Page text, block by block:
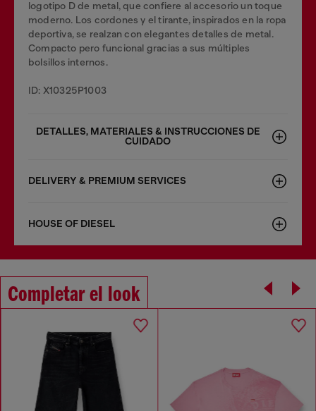
logotipo D de metal, que confiere al accesorio un toque
moderno. Los cordones y el tirante, inspirados en la ropa
deportiva, se realzan con elegantes detalles de metal.
Compacto pero funcional gracias a sus múltiples
bolsillos internos.
ID: X10325P1003
DETALLES, MATERIALES & INSTRUCCIONES DE
CUIDADO
DELIVERY & PREMIUM SERVICES
HOUSE OF DIESEL
Completar el look